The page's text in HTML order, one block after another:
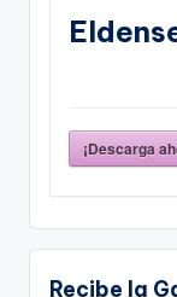
¡Descarga
Recibe la